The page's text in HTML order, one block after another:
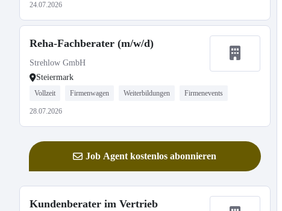
24.07.2026
Reha-Fachberater (m/w/d)
Strehlow GmbH
Steiermark
Vollzeit Firmenwagen Weiterbildungen Firmenevents
28.07.2026
Job Agent kostenlos abonnieren
Kundenberater im Vertrieb